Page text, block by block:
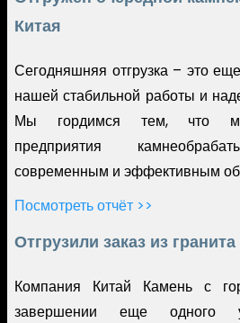
Китая
Сегодняшняя отгрузка – это
нашей стабильной работы и
Мы гордимся тем, что
предприятия
современным и эффективным
Посмотреть отчёт >>
Отгрузили заказ из
Компания Китай Камень с
завершении еще одного